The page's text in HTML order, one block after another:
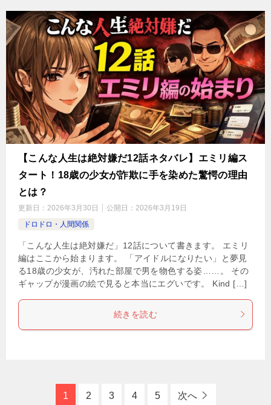
【こんな人生は絶対嫌だ12話ネタバレ】エミリ編ス
タート！18歳の少女が詐欺に手を染めた驚愕の理由
とは？
更新日： 2026年3月30日 公開日： 2026年3月19日
ドロドロ・人間関係
「こんな人生は絶対嫌だ」12話について書きます。 エミリ
編はここから始まります。 「アイドルになりたい」と夢見
る18歳の少女が、汚れた部屋で男を物色する姿……。 その
ギャップが漫画の絵で見ると本当にエグいです。 Kind […]
続きを読む
1 2 3 4 5 次へ